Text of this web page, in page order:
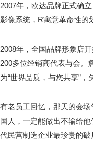
2007年，欧达品牌正式确
影像系统，R寓意革命性的
2008年，全国品牌形象店
200多位经销商代表与会。
为“世界品质，与您共享”，
有老员工回忆，那天的会
国人，一定能做出不输给
代民营制造企业最珍贵的破